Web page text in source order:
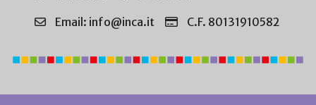
Email: info@inca.it
C.F. 80131910582